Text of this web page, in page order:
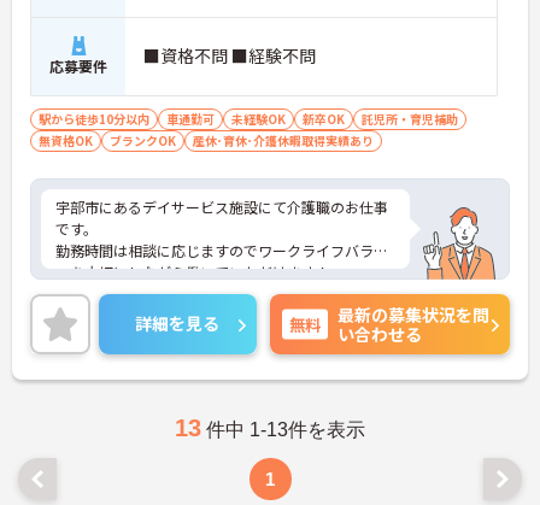
応募要件 ■資格不問 ■経験不問
駅から徒歩10分以内 車通勤可 未経験OK 新卒OK
託児所・育児補助
無資格OK
ブランクOK 産休･育休･介護休暇取得実績あり
宇部市にあるデイサービス施設にて介護職のお仕事
です。
勤務時間は相談に応じますのでワークライフバラン
スを大切にしながら働いていただけます！
また、最寄駅より徒歩圏内にくわえて、マイカー通
勤も可能と通勤も便利です♪
ご興味がある方は是非一度マイナビまでお問い合わ
せください。さらに詳細などお伝えします！
詳細を見る 無料
最新の募集状況を問
い合わせる
13 件中 1-13件を表示
1